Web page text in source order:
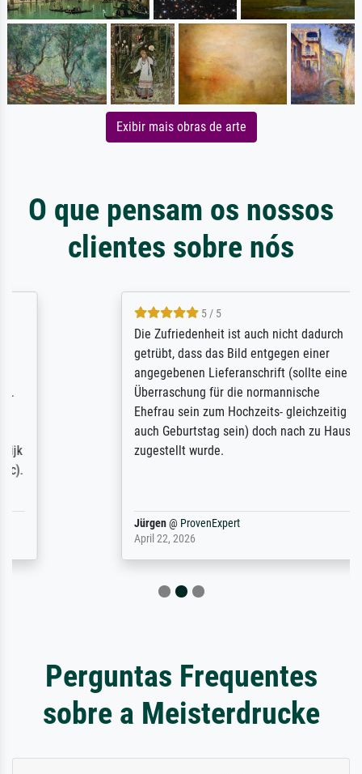
Exibir mais obras de arte
O que pensam os nossos
clientes sobre nós
5 / 5
Die Zufriedenheit ist auch nicht dadurch
getrübt, dass das Bild entgegen einer
angegebenen Lieferanschrift (sollte eine
Überraschung für die normannische
Ehefrau sein zum Hochzeits- gleichzeitig
auch Geburtstag sein) doch nach zu Hause
zugestellt wurde.
ProvenExpert
Perguntas Frequentes
sobre a Meisterdrucke